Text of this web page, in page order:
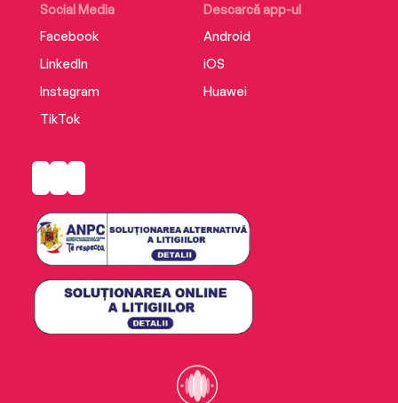
Social Media
Facebook
LinkedIn
Instagram
TikTok
Descarcă app-ul
Android
iOS
Huawei